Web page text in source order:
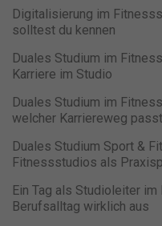
Digitalisierung im
solltest du kennen
Duales Studium im
Karriere im Studio
Duales Studium im
welcher Karriereweg
Duales Studium Sport &
Fitnessstudios als
Ein Tag als Studioleiter
Berufsalltag wirklich aus
weitere Informationen
Cookies auswählen.
Alle
Nur
Datenschutzeinstellungen
Essenzielle Cookies
für die einwandfreie Funktion